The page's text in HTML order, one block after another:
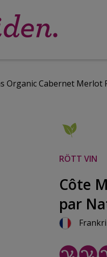
Organic Cabernet Merlot
RÖTT VIN
Côte
par